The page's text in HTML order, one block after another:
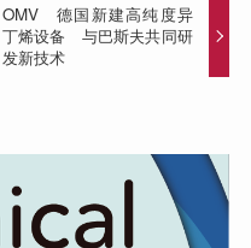
OMV 德国新建高纯度异
丁烯设备 与巴斯夫共同研
发新技术